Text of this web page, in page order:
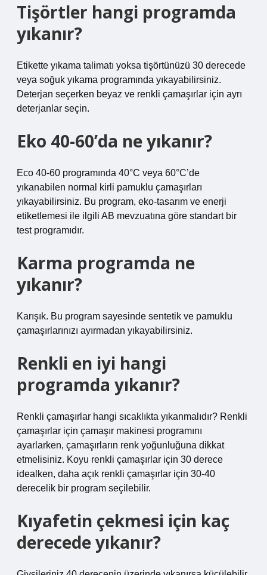
Tişörtler hangi programda
yıkanır?
Etikette yıkama talimatı yoksa tişörtünüzü 30 derecede
veya soğuk yıkama programında yıkayabilirsiniz.
Deterjan seçerken beyaz ve renkli çamaşırlar için ayrı
deterjanlar seçin.
Eko 40-60’da ne yıkanır?
Eco 40-60 programında 40°C veya 60°C’de
yıkanabilen normal kirli pamuklu çamaşırları
yıkayabilirsiniz. Bu program, eko-tasarım ve enerji
etiketlemesi ile ilgili AB mevzuatına göre standart bir
test programıdır.
Karma programda ne
yıkanır?
Karışık. Bu program sayesinde sentetik ve pamuklu
çamaşırlarınızı ayırmadan yıkayabilirsiniz.
Renkli en iyi hangi
programda yıkanır?
Renkli çamaşırlar hangi sıcaklıkta yıkanmalıdır? Renkli
çamaşırlar için çamaşır makinesi programını
ayarlarken, çamaşırların renk yoğunluğuna dikkat
etmelisiniz. Koyu renkli çamaşırlar için 30 derece
idealken, daha açık renkli çamaşırlar için 30-40
derecelik bir program seçilebilir.
Kıyafetin çekmesi için kaç
derecede yıkanır?